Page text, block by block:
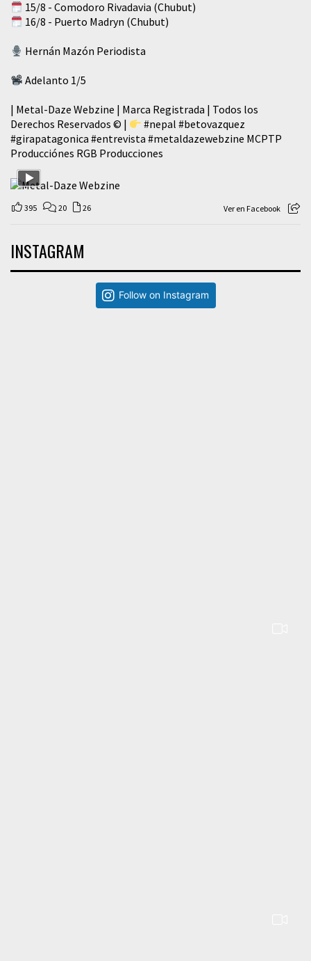
15/8 - Comodoro Rivadavia (Chubut)
16/8 - Puerto Madryn (Chubut)
Hernán Mazón Periodista
Adelanto 1/5
| Metal-Daze Webzine | Marca Registrada | Todos los
Derechos Reservados © |
#nepal #betovazquez
#girapatagonica #entrevista #metaldazewebzine MCPTP
Producciónes RGB Producciones
395 20 26 Ver en Facebook
INSTAGRAM
Follow on Instagram